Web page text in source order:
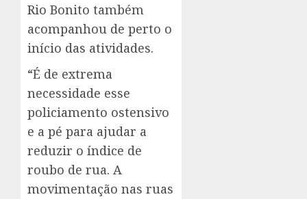
Rio Bonito também
acompanhou de perto o
início das atividades.
“É de extrema
necessidade esse
policiamento ostensivo
e a pé para ajudar a
reduzir o índice de
roubo de rua. A
movimentação nas ruas